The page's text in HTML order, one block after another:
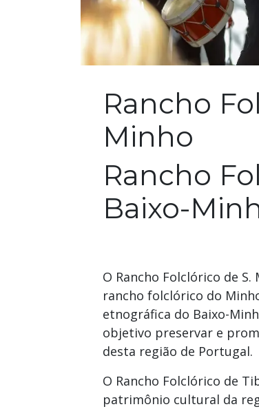
Rancho
Minho
Rancho
Baixo-
O Rancho Folclórico de
rancho folclórico do
etnográfica do Baixo-
objetivo preservar e
desta região de Portugal.
O Rancho Folclórico de
patrimônio cultural da